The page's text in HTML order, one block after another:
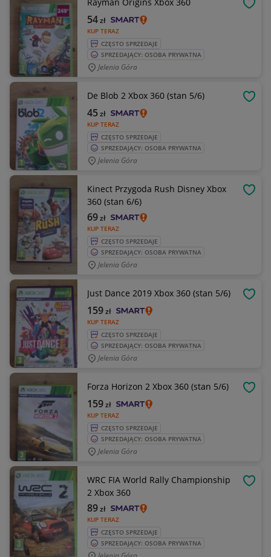
KUP TERAZ
54zł
CZĘSTO SPRZEDAJE
SPRZEDAJĄCY: OSOBA PRYWATNA
Jelenia Góra
De Blob 2 Xbox 360 (stan 5/6)
KUP TERAZ
45zł
CZĘSTO SPRZEDAJE
SPRZEDAJĄCY: OSOBA PRYWATNA
Jelenia Góra
Kinect Przygoda Rush Disney Xbox
360 (stan 6/6)
KUP TERAZ
69zł
CZĘSTO SPRZEDAJE
SPRZEDAJĄCY: OSOBA PRYWATNA
Jelenia Góra
Just Dance 2019 Xbox 360 (stan 5/6)
KUP TERAZ
159zł
CZĘSTO SPRZEDAJE
SPRZEDAJĄCY: OSOBA PRYWATNA
Jelenia Góra
Forza Horizon 2 Xbox 360 (stan 5/6)
KUP TERAZ
159zł
CZĘSTO SPRZEDAJE
SPRZEDAJĄCY: OSOBA PRYWATNA
Jelenia Góra
WRC FIA World Rally Championship
2 Xbox 360
KUP TERAZ
89zł
CZĘSTO SPRZEDAJE
SPRZEDAJĄCY: OSOBA PRYWATNA